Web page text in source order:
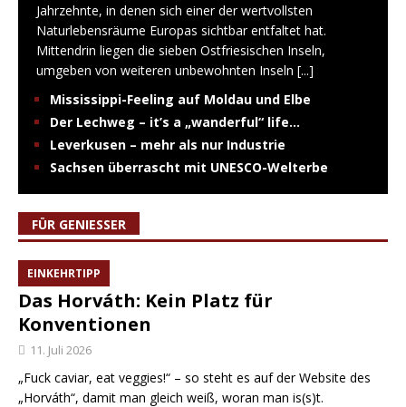
Jahrzehnte, in denen sich einer der wertvollsten
Naturlebensräume Europas sichtbar entfaltet hat.
Mittendrin liegen die sieben Ostfriesischen Inseln,
umgeben von weiteren unbewohnten Inseln [...]
Mississippi-Feeling auf Moldau und Elbe
Der Lechweg – it’s a „wanderful“ life…
Leverkusen – mehr als nur Industrie
Sachsen überrascht mit UNESCO-Welterbe
FÜR GENIESSER
EINKEHRTIPP
Das Horváth: Kein Platz für
Konventionen
11. Juli 2026
„Fuck caviar, eat veggies!“ – so steht es auf der Website des
„Horváth“, damit man gleich weiß, woran man is(s)t.